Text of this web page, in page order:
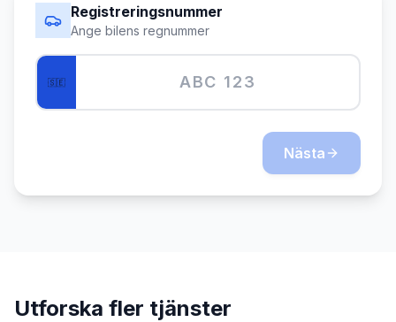
Registreringsnummer
Ange bilens regnummer
🇸🇪
Nästa
Utforska fler tjänster